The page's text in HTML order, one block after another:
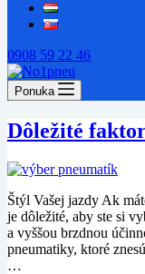
0908 59 22 46
Ponuka
Dôležité
Štýl Vašej jazdy Ak
je dôležité, aby ste si
a vyššou brzdnou
pneumatiky, ktoré
…